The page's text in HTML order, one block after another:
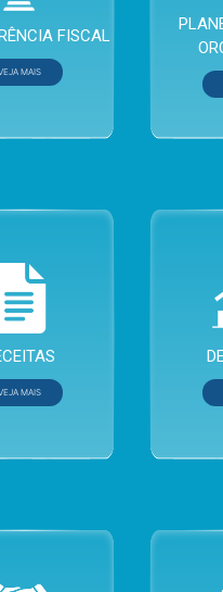
FISCAL
MAIS
de Ajuste Fiscal
Públicos
Fundos
Lei
Plano
PDES
MAIS
o que é Receita Pública
Financeiros Recebidos
aos Municípios
Gastos
Restos
Atuais